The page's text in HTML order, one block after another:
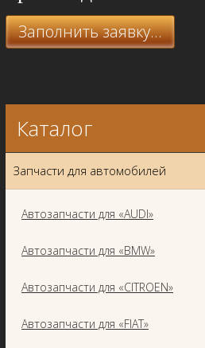
Заполнить заявку...
Каталог
Запчасти для автомобилей
Автозапчасти для «AUDI»
Автозапчасти для «BMW»
Автозапчасти для «CITROEN»
Автозапчасти для «FIAT»